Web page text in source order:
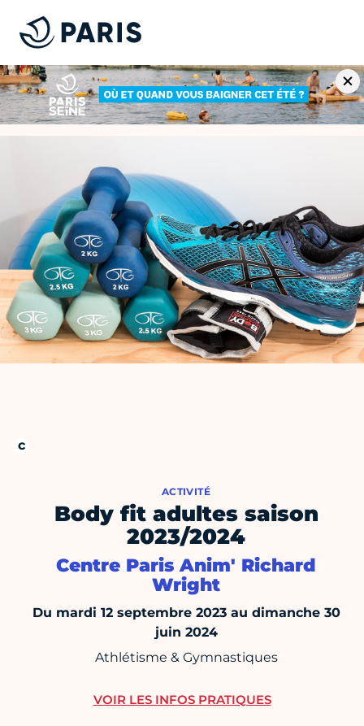
ACTIVITÉ
Body fit adultes saison
2023/2024
Centre Paris Anim' Richard
Wright
Du mardi 12 septembre 2023 au dimanche 30
juin 2024
Athlétisme & Gymnastiques
VOIR LES INFOS PRATIQUES